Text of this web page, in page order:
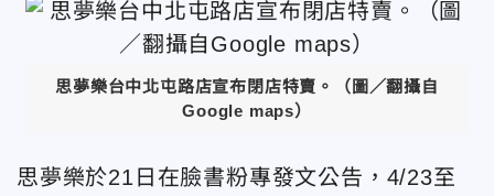
思夢樂台中北屯路店宣布閉店特賣。
（圖／翻攝自
Google maps）
思夢樂於21日在臉書粉專發文公告，4/23至